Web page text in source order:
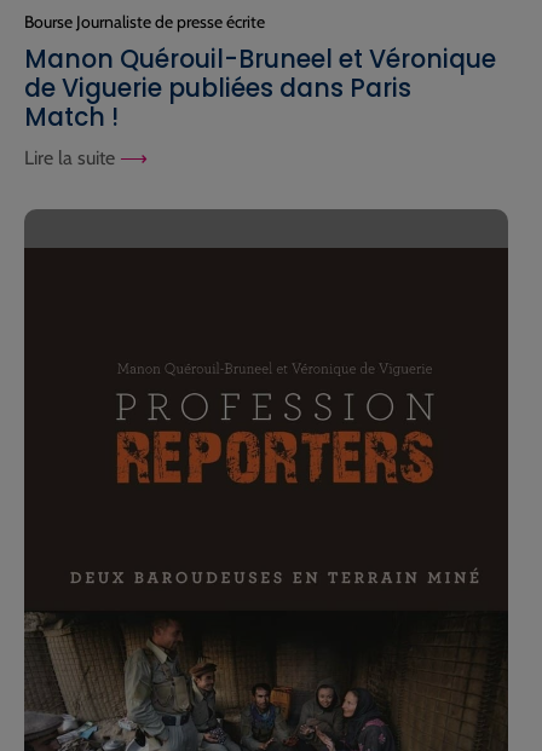
Bourse Journaliste de presse écrite
Manon Quérouil-Bruneel et Véronique
de Viguerie publiées dans Paris
Match !
Lire la suite